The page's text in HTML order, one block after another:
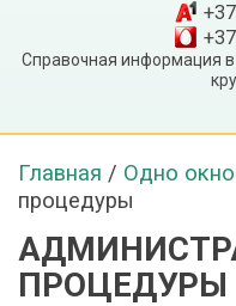
Справочная информация
Главная / Одно окно
процедуры
ПРОЦЕДУРЫ